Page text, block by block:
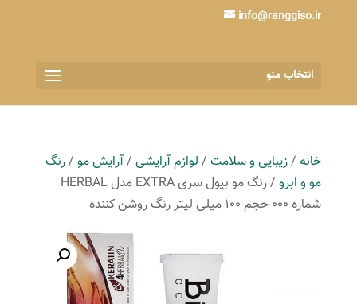
info@ranggiso.ir
انتخاب منو
خانه/زیبایی و سلامت/ لوازم آرایشی/آرایش مو/رنگ
مو و ابرو
/ رنگ مو بیول سری EXTRA مدل HERBAL
شماره 000 حجم 100 میلی لیتر رنگ روشن کننده